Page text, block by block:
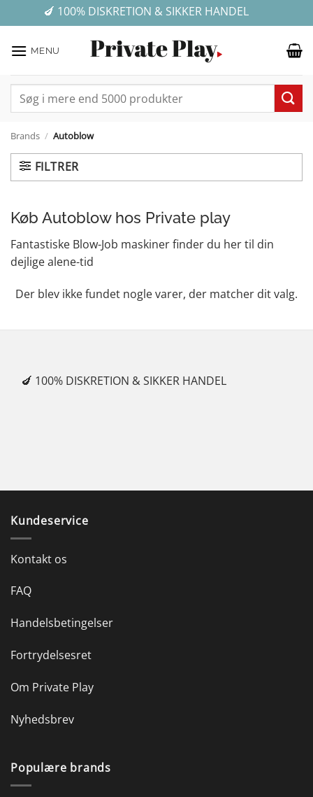
til
indhold
💰 GRATIS FRAGT VED KØB FOR OVER 499 KR.
🍆 100% DISKRETION & SIKKER HANDEL
★ ★ ★ ★ ★ 4,7 på Trustpilot
✓ E-MÆRKET WEBSHOP - DIN ONLINE TRYGHED
MENU
Søg
efter:
Brands / Autoblow
FILTRER
Køb Autoblow hos Private play
Fantastiske Blow-Job maskiner finder du her til din
dejlige alene-tid
Der blev ikke fundet nogle varer, der matcher dit valg.
🍆 100% DISKRETION & SIKKER HANDEL
Kundeservice
Kontakt os
FAQ
Handelsbetingelser
Fortrydelsesret
Om Private Play
Nyhedsbrev
Populære brands